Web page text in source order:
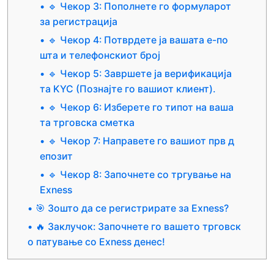
🔹 Чекор 3: Пополнете го формуларот
за регистрација
🔹 Чекор 4: Потврдете ја вашата е-по
шта и телефонскиот број
🔹 Чекор 5: Завршете ја верификација
та KYC (Познајте го вашиот клиент).
🔹 Чекор 6: Изберете го типот на ваша
та трговска сметка
🔹 Чекор 7: Направете го вашиот прв д
епозит
🔹 Чекор 8: Започнете со тргување на
Exness
🎯 Зошто да се регистрирате за Exness?
🔥 Заклучок: Започнете го вашето трговск
о патување со Exness денес!